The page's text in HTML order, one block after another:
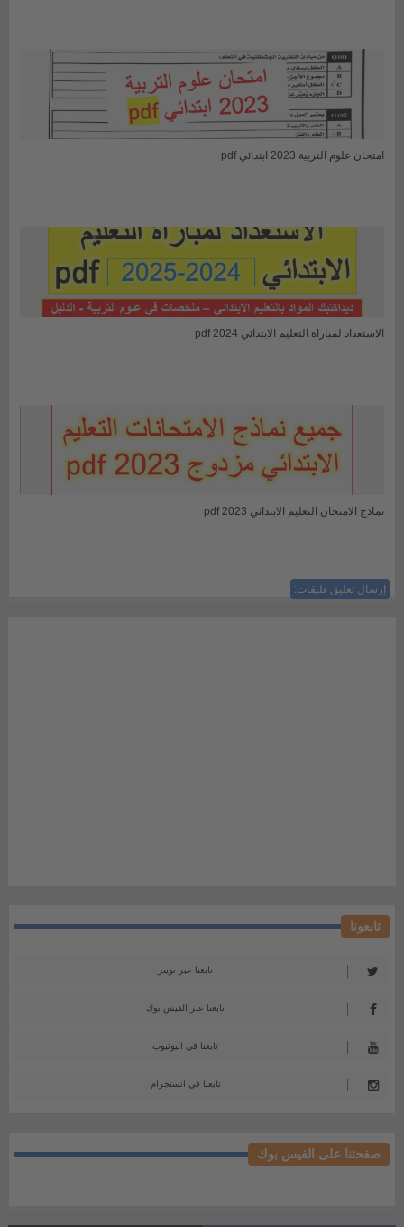
امتحان علوم التربية 2023 ابتدائي pdf
الاستعداد لمباراة التعليم الابتدائي 2024 pdf
نماذج الامتحان التعليم الابتدائي 2023 pdf
ليست هناك تعليقات:
إرسال تعليق
تابعونا
تابعنا عبر تويتر
تابعنا عبر الفيس بوك
تابعنا في اليوتيوب
تابعنا في انستجرام
صفحتنا على الفيس بوك